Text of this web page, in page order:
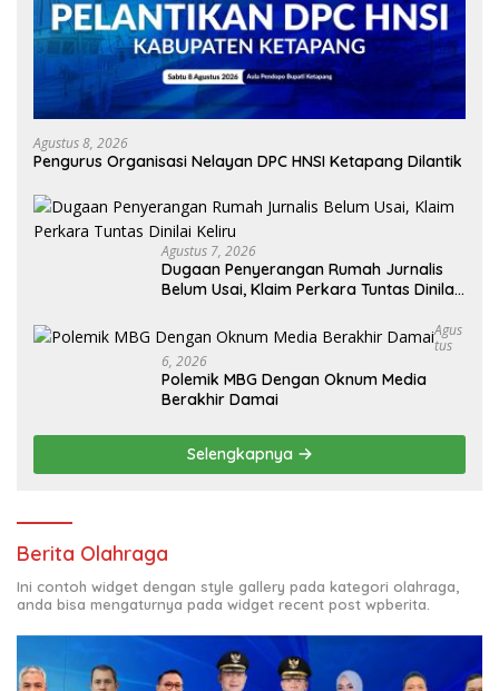
Agustus 8, 2026
Pengurus Organisasi Nelayan DPC HNSI Ketapang Dilantik
Agustus 7, 2026
Dugaan Penyerangan Rumah Jurnalis
Belum Usai, Klaim Perkara Tuntas Dinilai
Agus
Tus
6, 2026
Polemik MBG Dengan Oknum Media
Berakhir Damai
Selengkapnya
Berita Olahraga
Ini contoh widget dengan style gallery pada kategori olahraga,
anda bisa mengaturnya pada widget recent post wpberita.